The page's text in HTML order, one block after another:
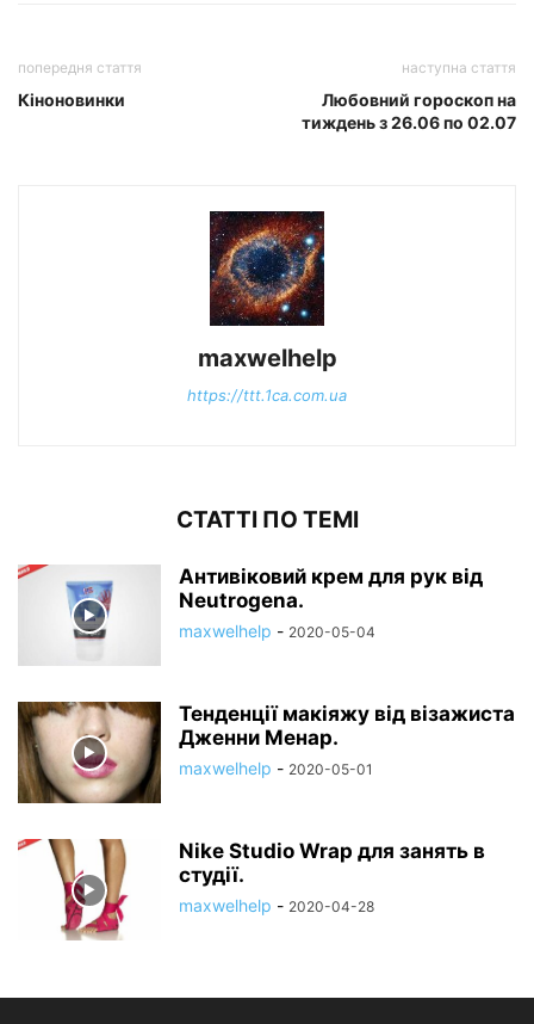
попередня стаття
Кіноновинки
наступна стаття
Любовний гороскоп на
тиждень з 26.06 по 02.07
maxwelhelp
https://ttt.1ca.com.ua
СТАТТІ ПО ТЕМІ
Антивіковий крем для рук від
Neutrogena.
maxwelhelp - 2020-05-04
Тенденції макіяжу від візажиста
Дженни Менар.
maxwelhelp - 2020-05-01
Nike Studio Wrap для занять в
студії.
maxwelhelp - 2020-04-28